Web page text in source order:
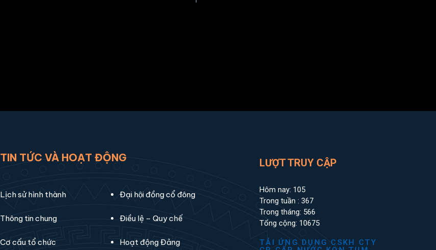
TIN TỨC VÀ HOẠT ĐỘNG
Lịch sử hình thành
Thông tin chung
Cơ cấu tổ chức
Đại hội đồng cổ đông
Điều lệ – Quy chế
Hoạt động Đảng
LƯỢT TRUY CẬP
Hôm nay: 105
Trong tuần : 367
Trong tháng: 566
Tổng cộng: 10675
TẢI ỨNG DỤNG CSKH CTY